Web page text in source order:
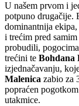
U našem prvom i
potpuno drugačije.
dominantnija
i trećim pred
probudili, pogocima
trećini te Bohdana
izjednačavanju,
Malenica zabio za
popraćen
utakmice.